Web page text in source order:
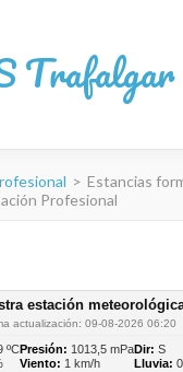
Trafalgar
> Estancias
Profesional
estación
actualización: 09-08-2026 06:20
ºCPresión: 1013,5 mPa
Viento: 1 km/h
Dir: S
Lluvia: